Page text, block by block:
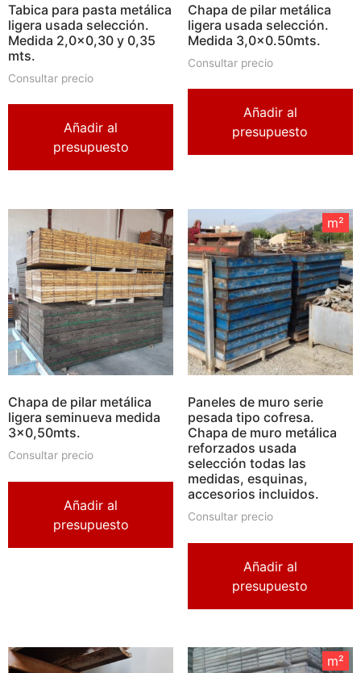
Tabica para pasta metálica
ligera usada selección.
Medida 2,0×0,30 y 0,35
mts.
Consultar precio
Añadir al
presupuesto
Chapa de pilar metálica
ligera usada selección.
Medida 3,0×0.50mts.
Consultar precio
Añadir al
presupuesto
Chapa de pilar metálica
ligera seminueva medida
3×0,50mts.
Consultar precio
Añadir al
presupuesto
m²
m²
Paneles de muro serie
pesada tipo cofresa.
Chapa de muro metálica
reforzados usada
selección todas las
medidas, esquinas,
accesorios incluidos.
Consultar precio
Añadir al
presupuesto
m²
m²